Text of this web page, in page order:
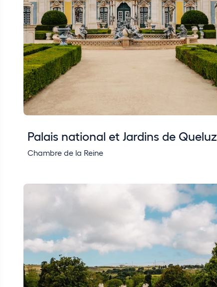
Palais national et Jardins de Queluz
Chambre de la Reine